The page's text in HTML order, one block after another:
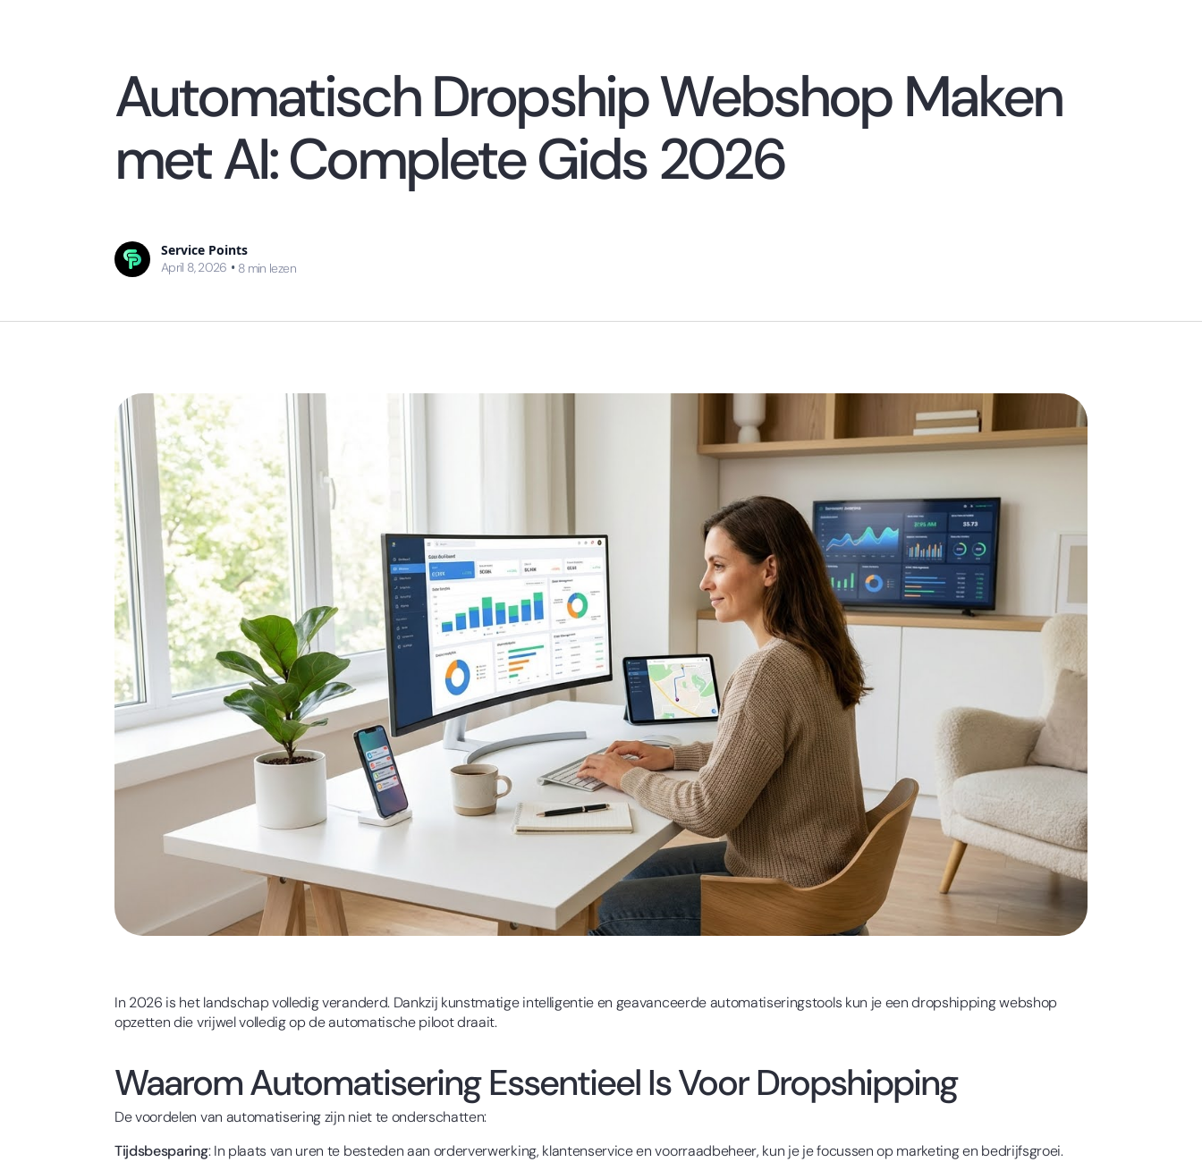
Automatisch Dropship Webshop Maken
met AI: Complete Gids 2026
Service Points
April 8, 2026 • 8 min lezen
In 2026 is het landschap volledig veranderd. Dankzij kunstmatige intelligentie en geavanceerde automatiseringstools kun je een dropshipping webshop
opzetten die vrijwel volledig op de automatische piloot draait.
Waarom Automatisering Essentieel Is Voor Dropshipping
De voordelen van automatisering zijn niet te onderschatten:
Tijdsbesparing: In plaats van uren te besteden aan orderverwerking, klantenservice en voorraadbeheer, kun je je focussen op marketing en bedrijfsgroei.